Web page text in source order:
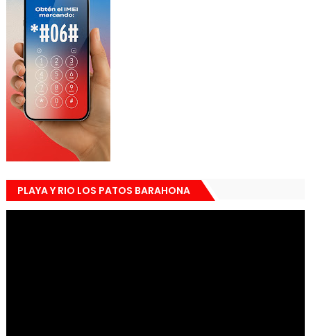
PLAYA Y RIO LOS PATOS BARAHONA